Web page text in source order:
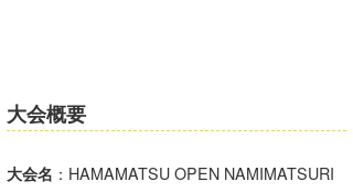
大会概要
大会名 ：HAMAMATSU OPEN NAMIMATSURI